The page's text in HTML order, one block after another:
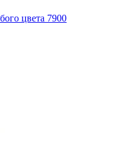
цвета 7900